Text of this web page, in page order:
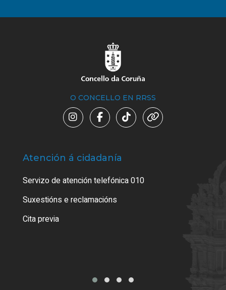
O CONCELLO EN RRSS
Atención á cidadanía
Servizo de atención telefónica 010
Suxestións e reclamacións
Cita previa